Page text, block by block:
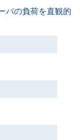
バの負荷を直観的